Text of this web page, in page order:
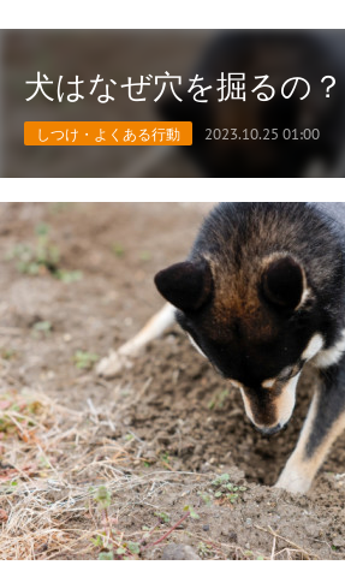
犬はなぜ穴を掘るの？
しつけ・よくある行動 2023.10.25 01:00